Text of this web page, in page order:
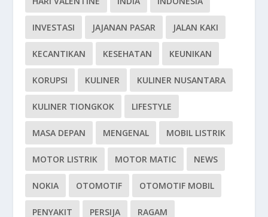
INVESTASI JAJANAN PASAR JALAN KAKI
KECANTIKAN KESEHATAN KEUNIKAN
KORUPSI KULINER KULINER NUSANTARA
KULINER TIONGKOK LIFESTYLE
MASA DEPAN MENGENAL MOBIL LISTRIK
MOTOR LISTRIK MOTOR MATIC NEWS
NOKIA OTOMOTIF OTOMOTIF MOBIL
PENYAKIT PERSIJA RAGAM